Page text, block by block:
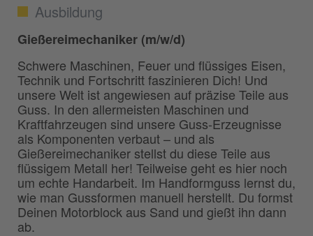
Ausbildung
Gießereimechaniker (m/w/d)
Schwere Maschinen, Feuer und flüssiges Eisen,
Technik und Fortschritt faszinieren Dich! Und
unsere Welt ist angewiesen auf präzise Teile aus
Guss. In den allermeisten Maschinen und
Kraftfahrzeugen sind unsere Guss-Erzeugnisse
als Komponenten verbaut – und als
Gießereimechaniker stellst du diese Teile aus
flüssigem Metall her! Teilweise geht es hier noch
um echte Handarbeit. Im Handformguss lernst du,
wie man Gussformen manuell herstellt. Du formst
Deinen Motorblock aus Sand und gießt ihn dann
ab.